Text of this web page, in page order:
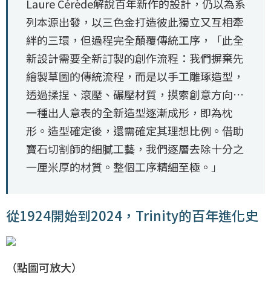
Laure Cérède解說百年新作的設計，仍以為系
列本源出發，以三色金打造彼此獨立又互相牽
絆的三環，但過程完全顛覆傳統工序，「此全
新設計需要全新訂製的創作流程：我們摒棄先
繪製草圖的傳統流程，而是以手工雕琢造型，
透過揉捏、滾壓、碾壓材質，摸索創意方向…
一種出人意表的全新造型逐漸成形，即為枕
形。造型確定後，還需確定其理想比例。借助
寶石切割師的細膩工藝，我們逐層去除十分之
一厘米厚的材質。整個工序精細至極。」
從1924開始到2024，Trinity的百年進化史
（點圖可放大）